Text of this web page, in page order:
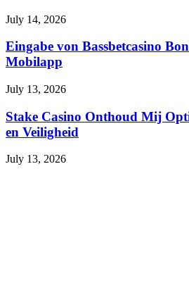
July 14, 2026
Eingabe von Bassbetcasino
Mobilapp
July 13, 2026
Stake Casino Onthoud Mij
en Veiligheid
July 13, 2026